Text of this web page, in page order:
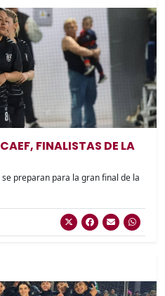
FINALISTAS DE LA
preparan para la gran final de la